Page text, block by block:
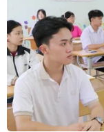
kết quả
Việt Nam
nghiệp bán
Chuyên gia
sản xuất
7 học sinh